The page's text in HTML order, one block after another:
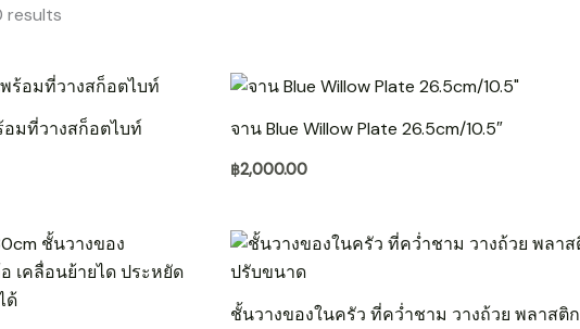
results
มที่วางสก็อตไบท์ จาน Blue Willow Plate 26.5cm/10.5″
฿2,000.00
ชั้นวางของในครัว ที่คว่ำชาม วางถ้วย พลาสติก